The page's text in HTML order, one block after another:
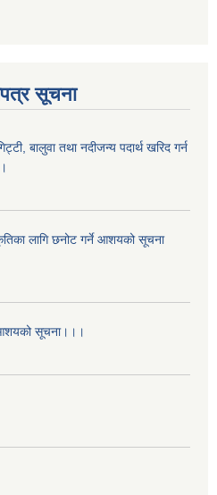
सूचना
बालुवा तथा नदीजन्य पदार्थ खरिद गर्न
लागि छनोट गर्ने आशयको सूचना
आशयको सूचना।।।